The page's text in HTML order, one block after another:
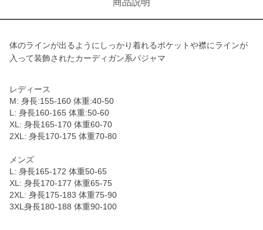
商品説明
体のラインが出るようにしっかり着れるポケットや襟にラインが
入って装飾されたカーディガン系パジャマ
レディース
M: 身長:155-160 体重:40-50
L: 身長160-165 体重:50-60
XL: 身長165-170 体重60-70
2XL: 身長170-175 体重70-80
メンズ
L: 身長165-172 体重50-65
XL: 身長170-177 体重65-75
2XL: 身長175-183 体重75-90
3XL身長180-188 体重90-100